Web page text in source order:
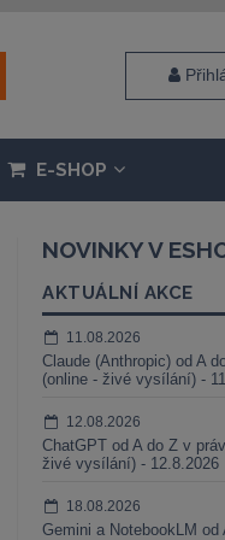
E-SHOP
NOVINKY V
AKTUÁLNÍ AKCE
11.08.2026
Claude (Anthropic) od A
(online - živé vysílání) -
12.08.2026
ChatGPT od A do Z v
živé vysílání) - 12.8.2026
18.08.2026
Gemini a NotebookLM